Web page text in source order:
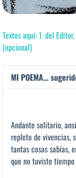
Textos aquí: 1. del
(opcional)
MI POEMA…
Andante solitario,
repleto de vivencias,
tantas cosas sabías,
que no tuviste